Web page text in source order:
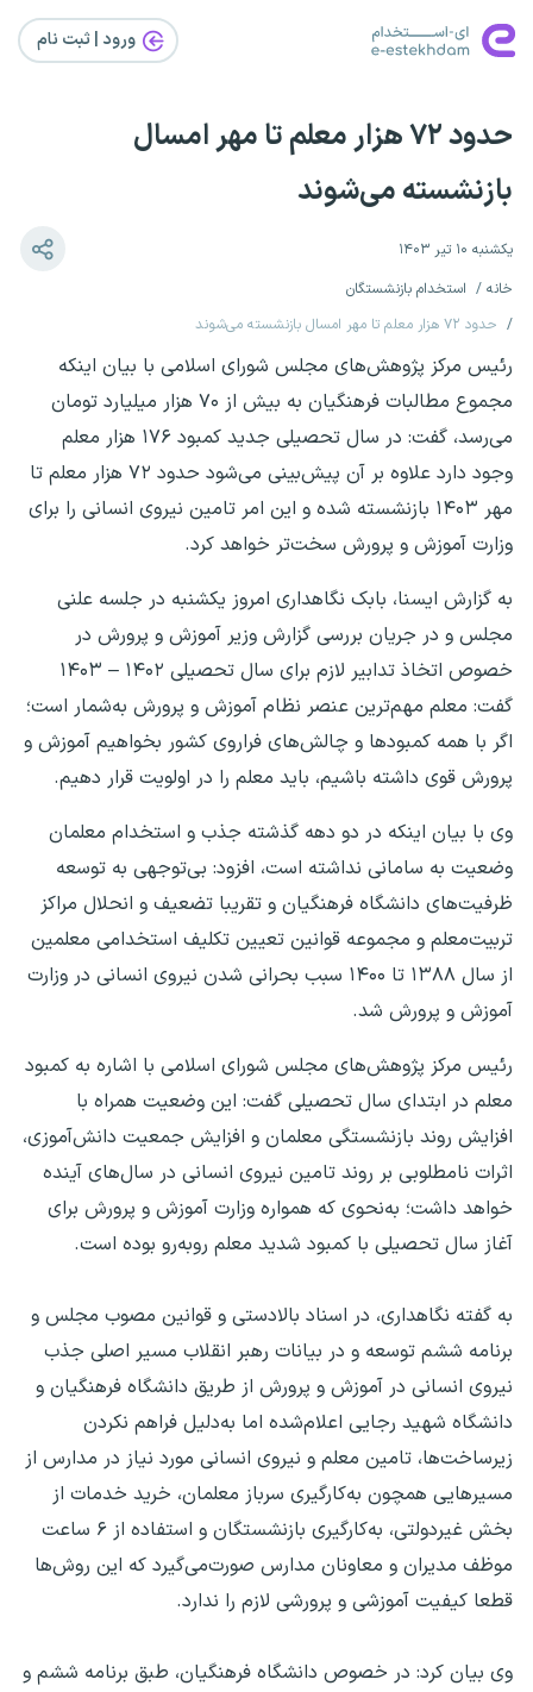
ورود | ثبت‌ نام
حدود ۷۲ هزار معلم تا مهر امسال
بازنشسته می‌شوند
یکشنبه ۱۰ تیر ۱۴۰۳
خانه
استخدام بازنشستگان
حدود ۷۲ هزار معلم تا مهر امسال بازنشسته می‌شوند
رئیس مرکز پژوهش‌های مجلس شورای اسلامی با بیان اینکه
مجموع مطالبات فرهنگیان به بیش از ۷۰ هزار میلیارد تومان
می‌رسد، گفت: در سال تحصیلی جدید کمبود ۱۷۶ هزار معلم
وجود دارد علاوه بر آن پیش‌بینی می‌شود حدود ۷۲ هزار معلم تا
مهر ۱۴۰۳ بازنشسته شده و این امر تامین نیروی انسانی را برای
وزارت آموزش و پرورش سخت‌تر خواهد کرد.
به گزارش ایسنا، بابک نگاهداری امروز یکشنبه در جلسه علنی
مجلس و در جریان بررسی گزارش وزیر آموزش و پرورش در
خصوص اتخاذ تدابیر لازم برای سال تحصیلی ۱۴۰۲ – ۱۴۰۳
گفت: معلم مهم‌ترین عنصر نظام آموزش و پرورش به‌شمار است؛
اگر با همه کمبودها و چالش‌های فراروی کشور بخواهیم آموزش و
پرورش قوی داشته‌ باشیم، باید معلم را در اولویت قرار دهیم.
وی با بیان اینکه در دو دهه گذشته جذب و استخدام معلمان
وضعیت به سامانی نداشته‌ است، افزود: بی‌توجهی به توسعه
ظرفیت‌های دانشگاه فرهنگیان و تقریبا تضعیف و انحلال مراکز
تربیت‌معلم و مجموعه قوانین تعیین تکلیف استخدامی معلمین
از سال ۱۳۸۸ تا ۱۴۰۰ سبب بحرانی شدن نیروی انسانی در وزارت
آموزش و پرورش شد.
رئیس مرکز پژوهش‌های مجلس شورای اسلامی با اشاره به کمبود
معلم در ابتدای سال تحصیلی گفت: این وضعیت همراه با
افزایش روند بازنشستگی معلمان و افزایش جمعیت دانش‌آموزی،
اثرات نامطلوبی بر روند تامین نیروی انسانی در سال‌های آینده
خواهد داشت؛ به‌نحوی که همواره وزارت آموزش و پرورش برای
آغاز سال تحصیلی با کمبود شدید معلم روبه‌رو بوده است.
به گفته نگاهداری، در اسناد بالادستی و قوانین مصوب مجلس و
برنامه ششم توسعه و در بیانات رهبر انقلاب مسیر اصلی جذب
نیروی انسانی در آموزش و پرورش از طریق دانشگاه فرهنگیان و
دانشگاه شهید رجایی اعلام‌شده اما به‌دلیل فراهم نکردن
زیرساخت‌ها، تامین معلم و نیروی انسانی مورد نیاز در مدارس از
مسیرهایی همچون به‌کارگیری سرباز معلمان، خرید خدمات از
بخش غیردولتی، به‌کارگیری بازنشستگان و استفاده از ۶ ساعت
موظف مدیران و معاونان مدارس صورت‌می‌گیرد که این روش‌ها
قطعا کیفیت آموزشی و پرورشی لازم را ندارد.
وی بیان کرد: در خصوص دانشگاه فرهنگیان، طبق برنامه ششم و